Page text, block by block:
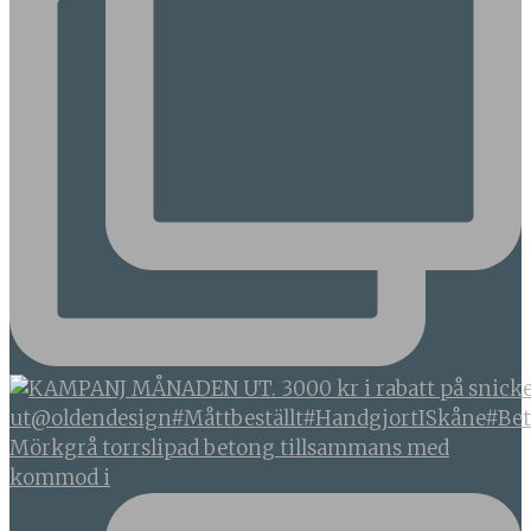
Mörkgrå torrslipad betong tillsammans med
kommod i